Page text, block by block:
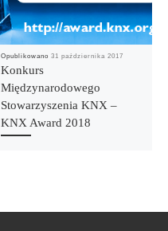
Opublikowano31 października 2017
Konkurs
Międzynarodowego
Stowarzyszenia KNX –
KNX Award 2018